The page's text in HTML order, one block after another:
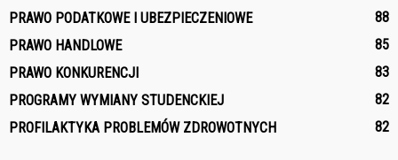
PRAWO PODATKOWE I UBEZPIECZENIOWE
88
PRAWO HANDLOWE
85
PRAWO KONKURENCJI
83
PROGRAMY WYMIANY STUDENCKIEJ
82
PROFILAKTYKA PROBLEMÓW ZDROWOTNYCH
82